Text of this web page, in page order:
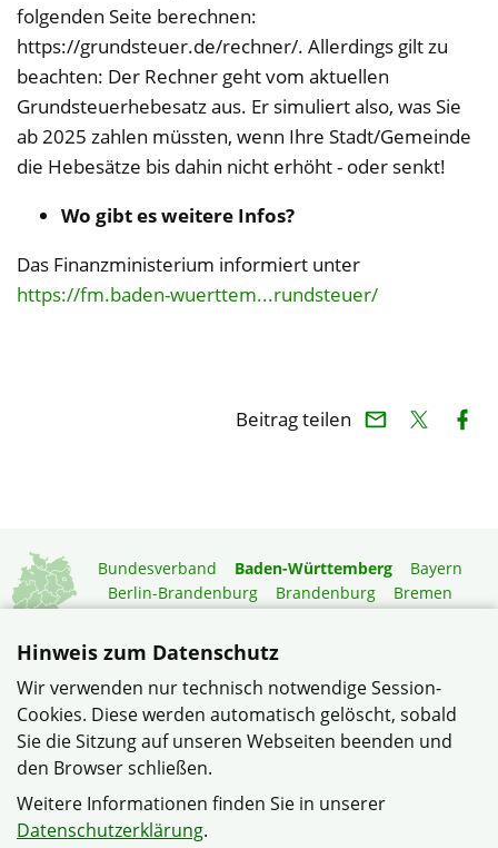
folgenden Seite berechnen:
https://grundsteuer.de/rechner/. Allerdings gilt zu
beachten: Der Rechner geht vom aktuellen
Grundsteuerhebesatz aus. Er simuliert also, was Sie
ab 2025 zahlen müssten, wenn Ihre Stadt/Gemeinde
die Hebesätze bis dahin nicht erhöht - oder senkt!
Wo gibt es weitere Infos?
Das Finanzministerium informiert unter
https://fm.baden-wuerttem...rundsteuer/
Beitrag teilen
Bundesverband Baden-Württemberg
Bayern
Berlin-Brandenburg
Brandenburg
Bremen
Niedersachsen
Rheinland-Pfalz
Saarland
Sachsen-Anhalt
Schleswig-Holstein
Thüringen
Mitgliedermagazin
Gartenberatung
© ... für alle, die bauen, modernisieren und wohnen im
Verband Wohneigentum Baden-Württemberg e.V.
Hinweis zum Datenschutz
Wir verwenden nur technisch notwendige Session-
Cookies. Diese werden automatisch gelöscht, sobald
Sie die Sitzung auf unseren Webseiten beenden und
den Browser schließen.
Weitere Informationen finden Sie in unserer
Datenschutzerklärung.